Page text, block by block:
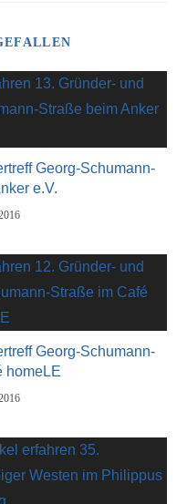
Georg-Schumann-
e.V.
Georg-Schumann-
homeLE